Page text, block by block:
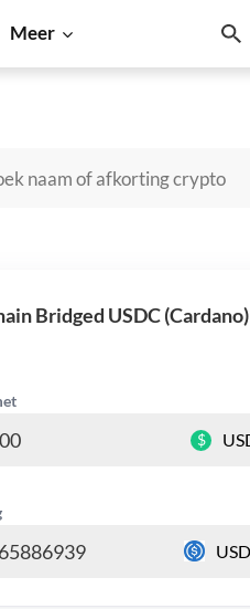
Meer
Dogecoin
Bridged USDC (Cardano)
$